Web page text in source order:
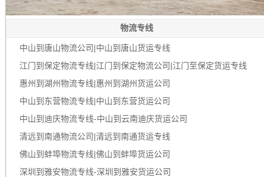
物流专线
中山到唐山物流公司|中山到唐山货运专线
江门到保定物流专线|江门到保定物流公司|江门至保定货运专线
惠州到湖州物流专线|惠州到湖州货运公司
中山到东营物流专线|中山到东营货运公司
中山到迪庆物流专线-中山到云南迪庆货运公司
清远到南通物流公司|清远到南通货运专线
佛山到蚌埠物流专线|佛山到蚌埠货运公司
深圳到雅安物流专线-深圳到雅安货运公司